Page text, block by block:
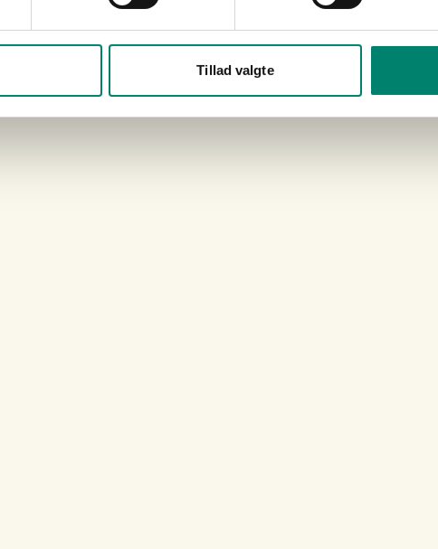
Tillad valgte